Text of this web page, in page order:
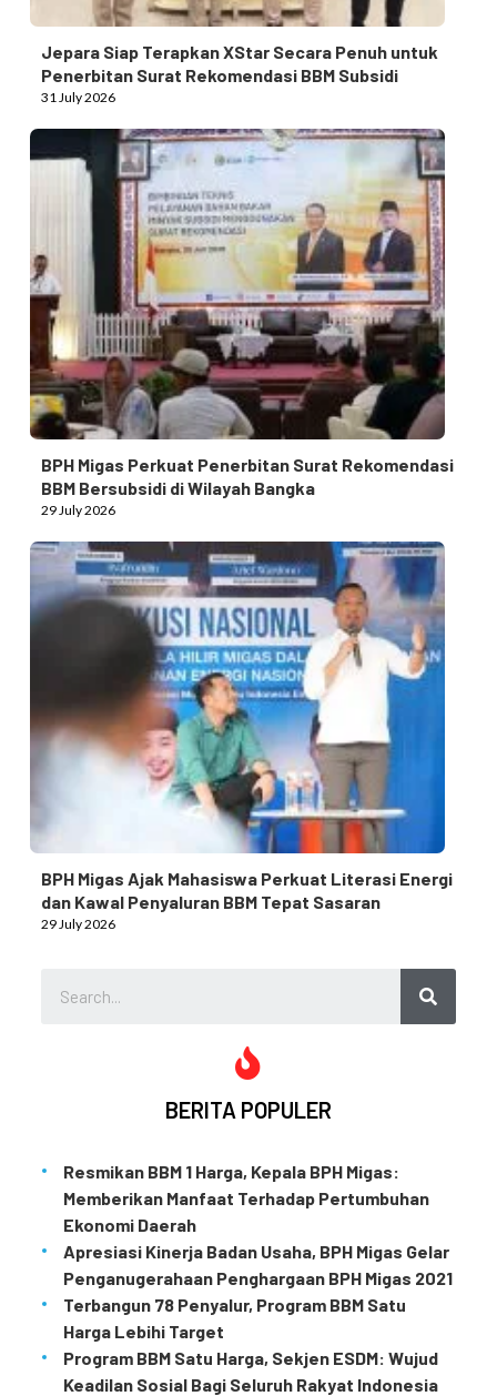
Jepara Siap Terapkan XStar Secara Penuh untuk
Penerbitan Surat Rekomendasi BBM Subsidi
31 July 2026
BPH Migas Perkuat Penerbitan Surat Rekomendasi
BBM Bersubsidi di Wilayah Bangka
29 July 2026
BPH Migas Ajak Mahasiswa Perkuat Literasi Energi
dan Kawal Penyaluran BBM Tepat Sasaran
29 July 2026
BERITA POPULER
Resmikan BBM 1 Harga, Kepala BPH Migas:
Memberikan Manfaat Terhadap Pertumbuhan
Ekonomi Daerah
Apresiasi Kinerja Badan Usaha, BPH Migas Gelar
Penganugerahaan Penghargaan BPH Migas 2021
Terbangun 78 Penyalur, Program BBM Satu
Harga Lebihi Target
Program BBM Satu Harga, Sekjen ESDM: Wujud
Keadilan Sosial Bagi Seluruh Rakyat Indonesia